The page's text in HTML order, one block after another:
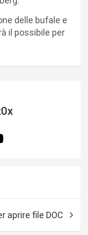
delle bufale e
il possibile per
aprire file DOC